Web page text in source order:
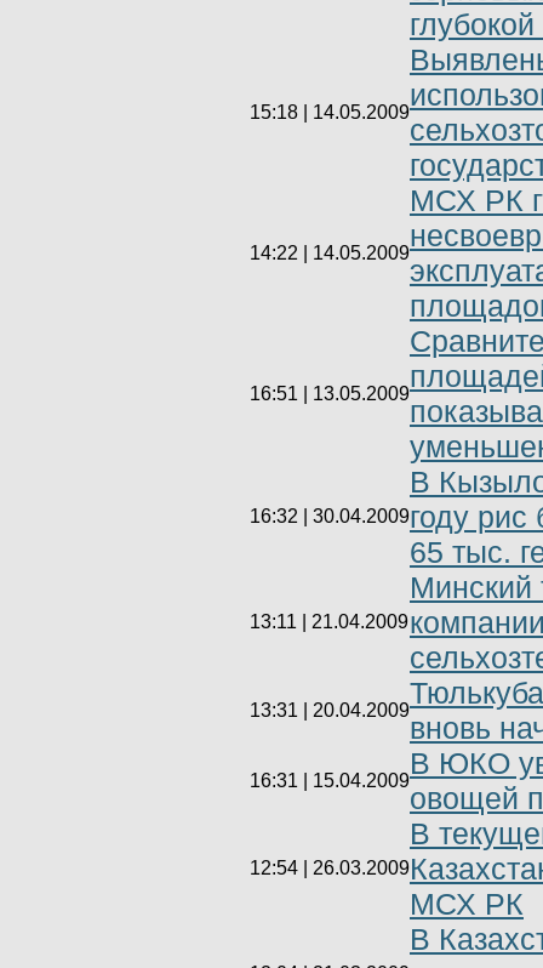
15:18 | 14.05.2009
14:22 | 14.05.2009
МСХ РК
16:51 | 13.05.2009
16:32 | 30.04.2009
В
году
65 тыс.
13:11 | 21.04.2009
Минский
13:31 | 20.04.2009
вновь
16:31 | 15.04.2009
В ЮКО
овощей
12:54 | 26.03.2009
В
МСХ РК
В